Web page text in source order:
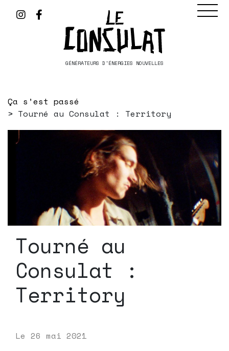
GÉNÉRATEURS D'ÉNERGIES NOUVELLES
Ça s’est passé
Tourné au Consulat : Territory
Tourné au
Consulat :
Territory
Le 26 mai 2021